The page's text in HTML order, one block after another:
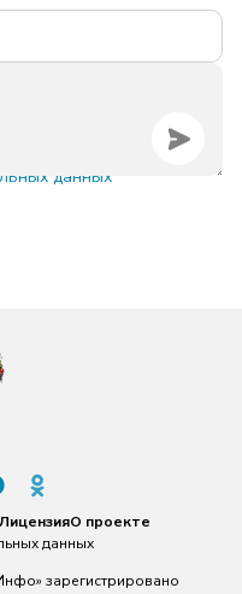
данных
ЛицензияО проекте
данных
зарегистрировано